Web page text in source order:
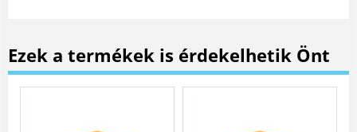
Ezek a termékek is érdekelhetik Önt